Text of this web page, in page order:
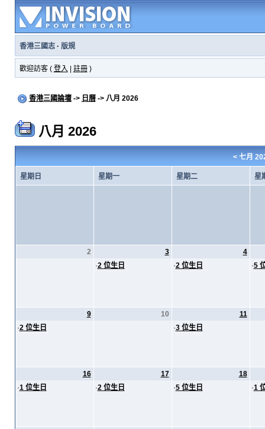
香港三國志· 版規
歡迎訪客 ( 登入 註冊)
香港三國論壇-> 日曆-> 八月 2026
八月 2026
< 七月
星期日 星期一 星期二 星
2
3
·2 位生日
4
·2 位生日 ·5
9
·2 位生日
10
11
·3 位生日
16
·1 位生日
17
·2 位生日
18
·5 位生日 ·1